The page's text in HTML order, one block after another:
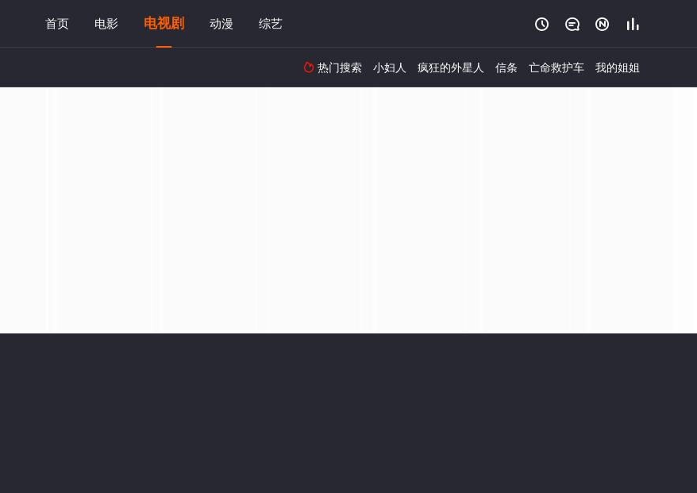
首页 电影 电视剧 动漫 综艺    
 热门搜索 小妇人 疯狂的外星人 信条 亡命救护车 我的姐姐